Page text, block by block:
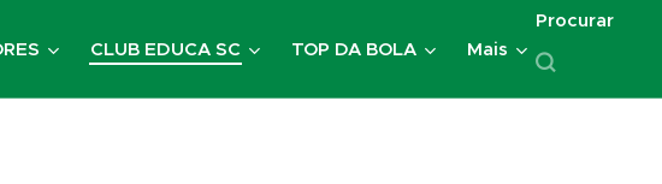
CLUB EDUCA SC TOP DA BOLA Mais
Procurar